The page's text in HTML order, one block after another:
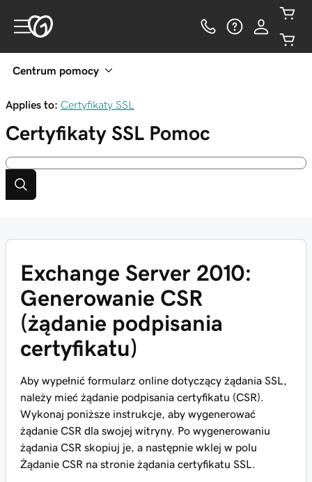
Centrum pomocy
Applies to: Certyfikaty SSL
Certyfikaty SSL Pomoc
Exchange Server 2010:
Generowanie CSR
(żądanie podpisania
certyfikatu)
Aby wypełnić formularz online dotyczący żądania SSL,
należy mieć żądanie podpisania certyfikatu (CSR).
Wykonaj poniższe instrukcje, aby wygenerować
żądanie CSR dla swojej witryny. Po wygenerowaniu
żądania CSR skopiuj je, a następnie wklej w polu
Żądanie CSR na stronie żądania certyfikatu SSL.